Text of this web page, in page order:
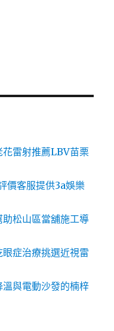
花雷射推薦LBV苗栗
價客服提供3a娛樂
松山區當舖施工導
症治療挑選近視雷
與電動沙發的楠梓